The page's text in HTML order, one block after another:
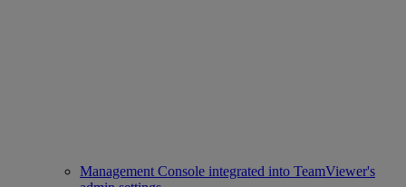
Management Console integrated into TeamViewer's